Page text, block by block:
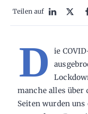
Teilen auf
D
ie
manche alles über
Seiten wurden